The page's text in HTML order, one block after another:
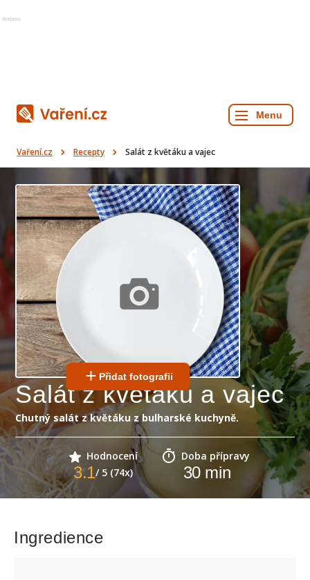
Reklama
Vaření.cz Recepty Salát z květáku a vajec
Přidat fotografii
Salát z květáku a vajec
Chutný salát z květáku z bulharské kuchyně.
Hodnocení
3.1/ 5 (74x)
Doba přípravy
30min
Ingredience